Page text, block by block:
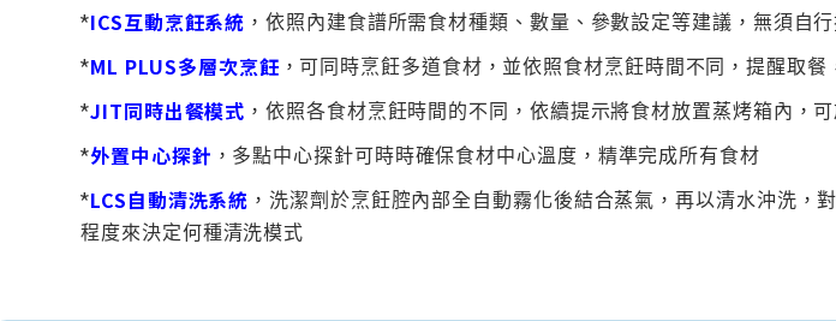
*ICS互動烹飪系統 ，依照內建食譜所需食材種類、數量、參數設定等建議，無須自
*ML PLUS多層次烹飪 ，可同時烹飪多道食材，並依照食材烹飪時間不同，提醒取餐
*JIT同時出餐模式 ，依照各食材烹飪時間的不同，依續提示將食材放置蒸烤箱內，
*外置中心探針 ，多點中心探針可時時確保食材中心溫度，精準完成所有食材
*LCS自動清洗系統 ，洗潔劑於烹飪腔內部全自動霧化後結合蒸氣，再以清水沖洗
程度來決定何種清洗模式